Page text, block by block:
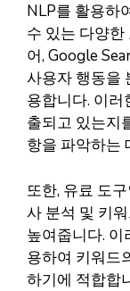
NLP를 활용하
수 있는 다양
어, Google
사용자 행동을
용합니다. 이
출되고 있는지
항을 파악하는
또한, 유료 도
사 분석 및 키
높여줍니다.
용하여 키워드
하기에 적합합